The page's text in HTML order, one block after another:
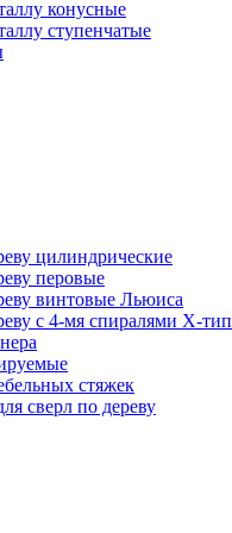
конусные
ступенчатые
цилиндрические
перовые
винтовые Льюиса
с 4-мя спиралями Х-тип
стяжек
сверл по дереву